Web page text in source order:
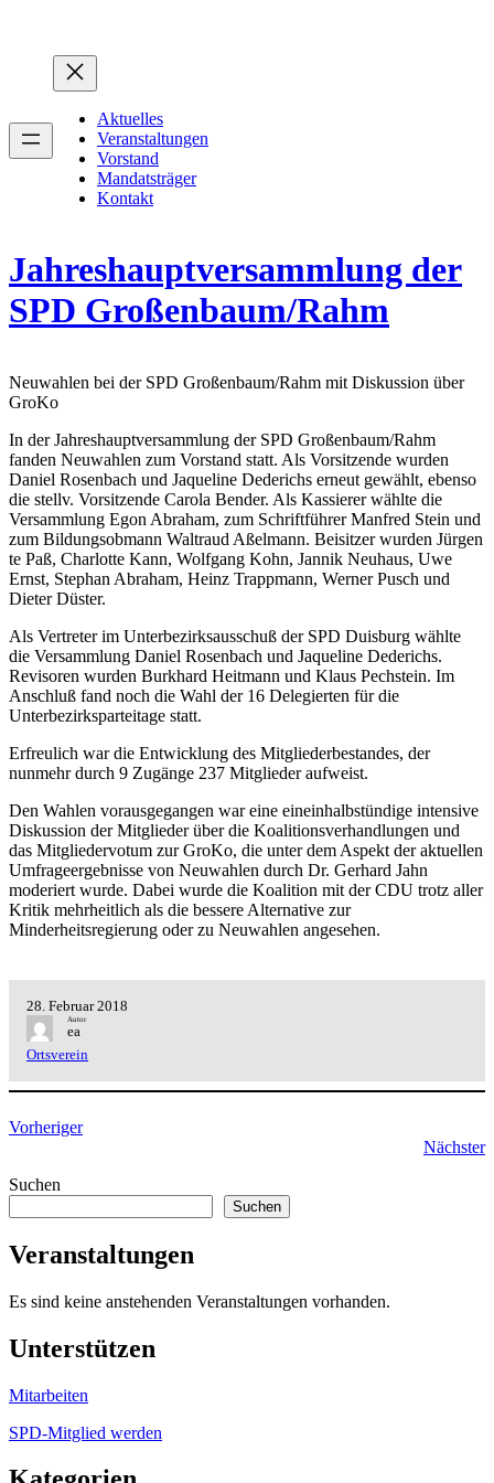
springen
Aktuelles
Veranstaltungen
Vorstand
Mandatsträger
Kontakt
Jahreshauptversammlung der
SPD Großenbaum/Rahm
Neuwahlen bei der SPD Großenbaum/Rahm mit Diskussion über
GroKo
In der Jahreshauptversammlung der SPD Großenbaum/Rahm
fanden Neuwahlen zum Vorstand statt. Als Vorsitzende wurden
Daniel Rosenbach und Jaqueline Dederichs erneut gewählt, ebenso
die stellv. Vorsitzende Carola Bender. Als Kassierer wählte die
Versammlung Egon Abraham, zum Schriftführer Manfred Stein und
zum Bildungsobmann Waltraud Aßelmann. Beisitzer wurden Jürgen
te Paß, Charlotte Kann, Wolfgang Kohn, Jannik Neuhaus, Uwe
Ernst, Stephan Abraham, Heinz Trappmann, Werner Pusch und
Dieter Düster.
Als Vertreter im Unterbezirksausschuß der SPD Duisburg wählte
die Versammlung Daniel Rosenbach und Jaqueline Dederichs.
Revisoren wurden Burkhard Heitmann und Klaus Pechstein. Im
Anschluß fand noch die Wahl der 16 Delegierten für die
Unterbezirksparteitage statt.
Erfreulich war die Entwicklung des Mitgliederbestandes, der
nunmehr durch 9 Zugänge 237 Mitglieder aufweist.
Den Wahlen vorausgegangen war eine eineinhalbstündige intensive
Diskussion der Mitglieder über die Koalitionsverhandlungen und
das Mitgliedervotum zur GroKo, die unter dem Aspekt der aktuellen
Umfrageergebnisse von Neuwahlen durch Dr. Gerhard Jahn
moderiert wurde. Dabei wurde die Koalition mit der CDU trotz aller
Kritik mehrheitlich als die bessere Alternative zur
Minderheitsregierung oder zu Neuwahlen angesehen.
28. Februar 2018
Autor
ea
Ortsverein
Vorheriger
Nächster
Suchen
Suchen
Veranstaltungen
Es sind keine anstehenden Veranstaltungen vorhanden.
Unterstützen
Mitarbeiten
SPD-Mitglied werden